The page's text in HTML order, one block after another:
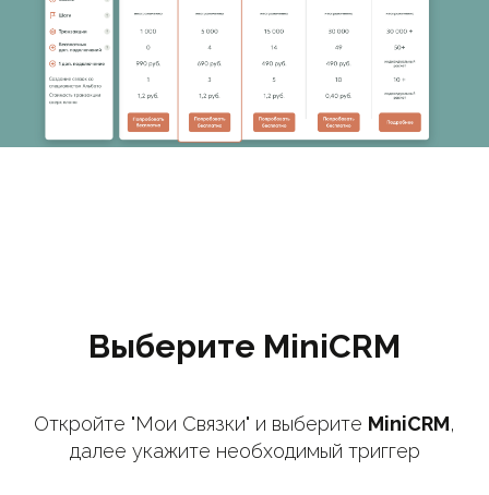
Выберите MiniCRM
Откройте "Мои Связки" и выберите MiniCRM,
далее укажите необходимый триггер